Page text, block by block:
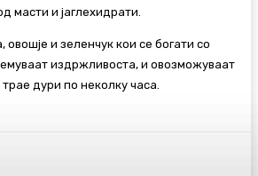
масти и јаглехидрати.
и зеленчук кои се богати со
издржливоста, и овозможуваат
дури по неколку часа.